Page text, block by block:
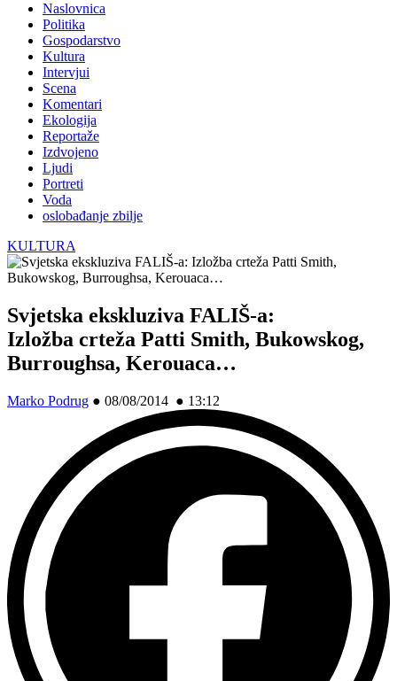
Naslovnica
Politika
Gospodarstvo
Kultura
Intervjui
Scena
Komentari
Ekologija
Reportaže
Izdvojeno
Ljudi
Portreti
Voda
oslobađanje zbilje
KULTURA
Svjetska ekskluziva FALIŠ-a:
Izložba crteža Patti Smith, Bukowskog,
Burroughsa, Kerouaca…
Marko Podrug ● 08/08/2014 ● 13:12